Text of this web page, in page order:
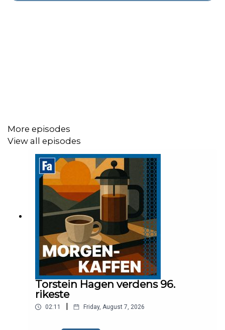
More episodes
View all episodes
Torstein Hagen verdens 96.
rikeste
02:11 Friday, August 7, 2026